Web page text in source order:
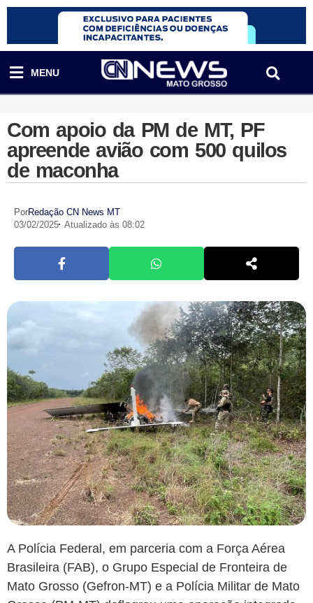
MENU
Com apoio da PM de MT, PF
apreende avião com 500 quilos
de maconha
PorRedação CN News MT
03/02/2025 Atualizado às 08:02
A Polícia Federal, em parceria com a Força Aérea
Brasileira (FAB), o Grupo Especial de Fronteira de
Mato Grosso (Gefron-MT) e a Polícia Militar de Mato